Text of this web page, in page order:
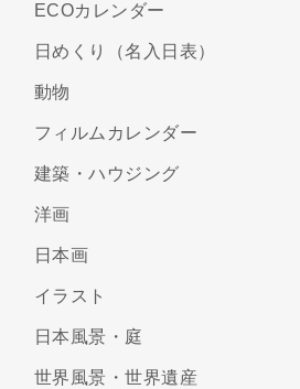
ECOカレンダー
日めくり（名入日表）
動物
フィルムカレンダー
建築・ハウジング
洋画
日本画
イラスト
日本風景・庭
世界風景・世界遺産